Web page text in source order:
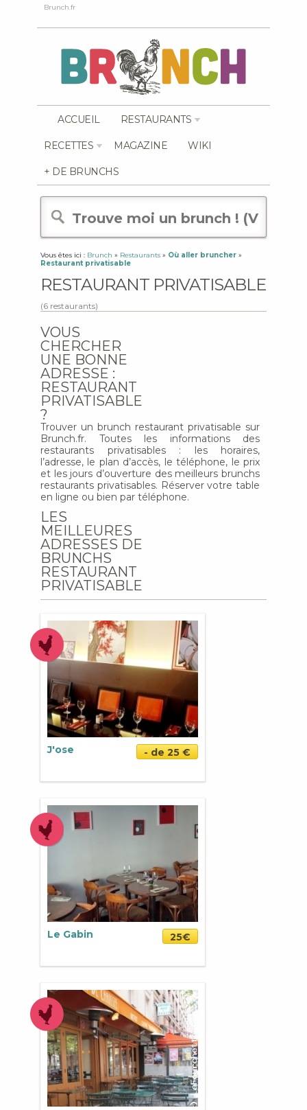
Brunch.fr
ACCUEIL RESTAURANTS
RECETTES MAGAZINE WIKI
+ DE BRUNCHS
Vous êtes ici : Brunch » Restaurants » Où aller bruncher »
Restaurant privatisable
RESTAURANT PRIVATISABLE
(6 restaurants)
VOUS
CHERCHER
UNE BONNE
ADRESSE :
RESTAURANT
PRIVATISABLE
?
Trouver un brunch restaurant privatisable sur
Brunch.fr. Toutes les informations des
restaurants privatisables : les horaires,
l’adresse, le plan d’accès, le téléphone, le prix
et les jours d’ouverture des meilleurs brunchs
restaurants privatisables. Réserver votre table
en ligne ou bien par téléphone.
LES
MEILLEURES
ADRESSES DE
BRUNCHS
RESTAURANT
PRIVATISABLE
J'ose - de 25 €
Le Gabin 25€